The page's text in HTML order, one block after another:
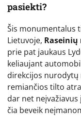
pasiekti?
Šis monumentalus
Lietuvoje, Raseinių
prie pat jaukaus
keliaujant
direkcijos nurodytų
remiančios tilto
dar net
čia beveik